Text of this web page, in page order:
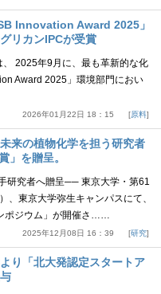
Innovation Award 2025」
リカンIPCが受賞
2025年9月に、最も革新的な化
Award 2025」環境部門におい
2026年01月22日 18：15 原料
来の植物化学を担う研究者
」を贈呈。
研究者へ贈呈── 東京大学・第61
、東京大学弥生キャンパスにて、
ポジウム」が開催さ……
2025年12月08日 16：39 研究
り「北大発認定スタートア